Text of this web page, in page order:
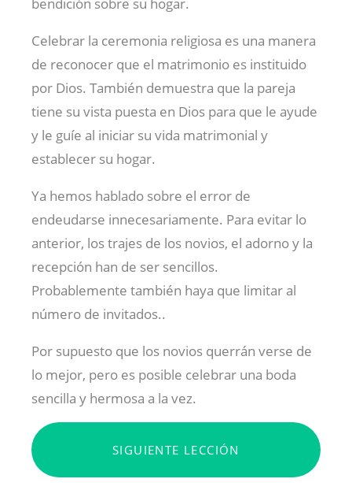
bendición sobre su hogar.
Celebrar la ceremonia religiosa es una manera
de reconocer que el matrimonio es instituido
por Dios. También demuestra que la pareja
tiene su vista puesta en Dios para que le ayude
y le guíe al iniciar su vida matrimonial y
establecer su hogar.
Ya hemos hablado sobre el error de
endeudarse innecesariamente. Para evitar lo
anterior, los trajes de los novios, el adorno y la
recepción han de ser sencillos.
Probablemente también haya que limitar al
número de invitados..
Por supuesto que los novios querrán verse de
lo mejor, pero es posible celebrar una boda
sencilla y hermosa a la vez.
SIGUIENTE LECCIÓN